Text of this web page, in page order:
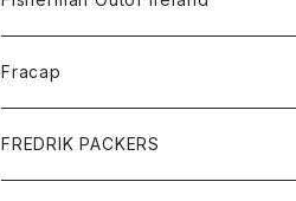
ニット
Fracap
グッズ
FREDRIK PACKERS